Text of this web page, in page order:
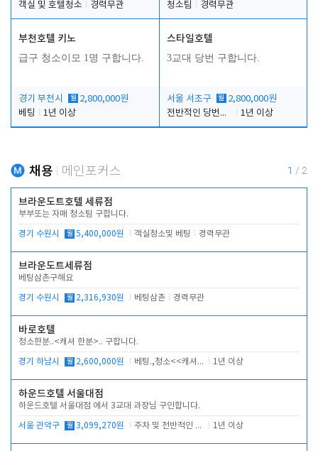
객실 및 호텔청소
경력무관
청소팀
경력무관
부천호텔 키노
급구 청소이모 1명 구합니다.
경기 부천시 월 2,800,000원
베팅
1년 이상
스타일호텔
3교대 당번 구합니다.
서울 서초구 월 2,800,000원
전반적인 당번업무
1년 이상
채용 메인포커스 1 / 2
브라운도트호텔 세류점
부부또는 자매 청소팀 구합니다.
경기 수원시 월 5,400,000원 객실청소및 베팅 경력무관
브라운도트세류점
베팅삼촌구해요
경기 수원시 월 2,316,930원 베팅삼촌 경력무관
바로호텔
청소한분..<캐셔 한분>.. 구합니다.
경기 하남시 월 2,600,000원 베팅.,청소<<캐셔 모셔봅니다. 1년 이상
하운드호텔 서울대점
하운드호텔 서울대점 에서 3교대 과장님 구인합니다.
서울 관악구 월 3,099,270원 주차 및 전반적인 당번업무 1년 이상